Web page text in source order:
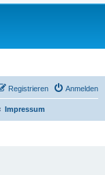
Anmelden
Registrieren
Impressum